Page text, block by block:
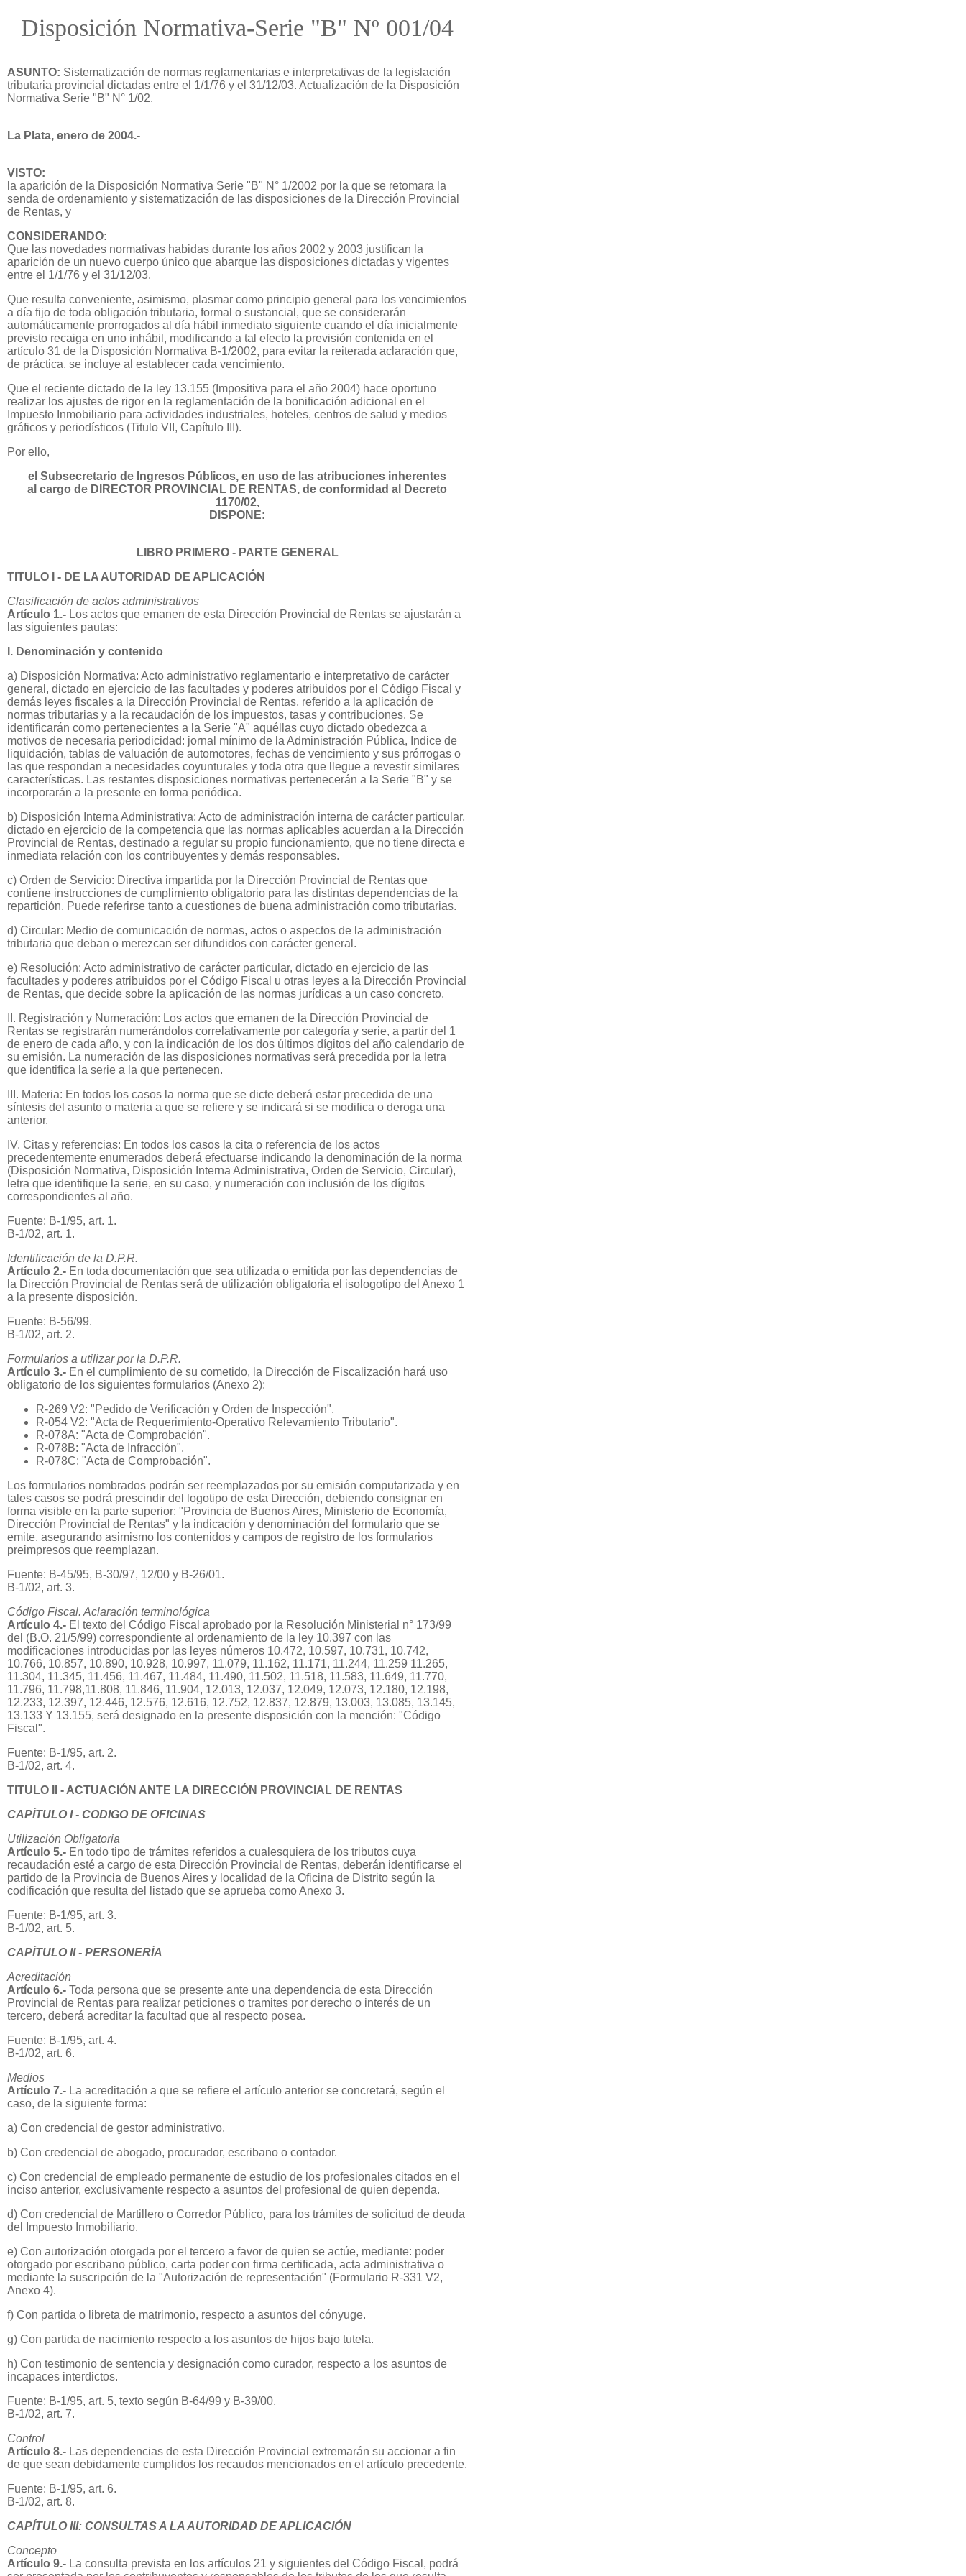
Disposición Normativa-Serie "B" Nº 001/04
ASUNTO: Sistematización de normas reglamentarias e interpretativas de la legislación
tributaria provincial dictadas entre el 1/1/76 y el 31/12/03. Actualización de la Disposición
Normativa Serie "B" N° 1/02.
La Plata, enero de 2004.-
VISTO:
la aparición de la Disposición Normativa Serie "B" N° 1/2002 por la que se retomara la
senda de ordenamiento y sistematización de las disposiciones de la Dirección Provincial
de Rentas, y
CONSIDERANDO:
Que las novedades normativas habidas durante los años 2002 y 2003 justifican la
aparición de un nuevo cuerpo único que abarque las disposiciones dictadas y vigentes
entre el 1/1/76 y el 31/12/03.
Que resulta conveniente, asimismo, plasmar como principio general para los vencimientos
a día fijo de toda obligación tributaria, formal o sustancial, que se considerarán
automáticamente prorrogados al día hábil inmediato siguiente cuando el día inicialmente
previsto recaiga en uno inhábil, modificando a tal efecto la previsión contenida en el
artículo 31 de la Disposición Normativa B-1/2002, para evitar la reiterada aclaración que,
de práctica, se incluye al establecer cada vencimiento.
Que el reciente dictado de la ley 13.155 (Impositiva para el año 2004) hace oportuno
realizar los ajustes de rigor en la reglamentación de la bonificación adicional en el
Impuesto Inmobiliario para actividades industriales, hoteles, centros de salud y medios
gráficos y periodísticos (Titulo VII, Capítulo III).
Por ello,
el Subsecretario de Ingresos Públicos, en uso de las atribuciones inherentes
al cargo de DIRECTOR PROVINCIAL DE RENTAS, de conformidad al Decreto
1170/02,
DISPONE:
LIBRO PRIMERO - PARTE GENERAL
TITULO I - DE LA AUTORIDAD DE APLICACIÓN
Clasificación de actos administrativos
Artículo 1.- Los actos que emanen de esta Dirección Provincial de Rentas se ajustarán a
las siguientes pautas:
I. Denominación y contenido
a) Disposición Normativa: Acto administrativo reglamentario e interpretativo de carácter
general, dictado en ejercicio de las facultades y poderes atribuidos por el Código Fiscal y
demás leyes fiscales a la Dirección Provincial de Rentas, referido a la aplicación de
normas tributarias y a la recaudación de los impuestos, tasas y contribuciones. Se
identificarán como pertenecientes a la Serie "A" aquéllas cuyo dictado obedezca a
motivos de necesaria periodicidad: jornal mínimo de la Administración Pública, Indice de
liquidación, tablas de valuación de automotores, fechas de vencimiento y sus prórrogas o
las que respondan a necesidades coyunturales y toda otra que llegue a revestir similares
características. Las restantes disposiciones normativas pertenecerán a la Serie "B" y se
incorporarán a la presente en forma periódica.
b) Disposición Interna Administrativa: Acto de administración interna de carácter particular,
dictado en ejercicio de la competencia que las normas aplicables acuerdan a la Dirección
Provincial de Rentas, destinado a regular su propio funcionamiento, que no tiene directa e
inmediata relación con los contribuyentes y demás responsables.
c) Orden de Servicio: Directiva impartida por la Dirección Provincial de Rentas que
contiene instrucciones de cumplimiento obligatorio para las distintas dependencias de la
repartición. Puede referirse tanto a cuestiones de buena administración como tributarias.
d) Circular: Medio de comunicación de normas, actos o aspectos de la administración
tributaria que deban o merezcan ser difundidos con carácter general.
e) Resolución: Acto administrativo de carácter particular, dictado en ejercicio de las
facultades y poderes atribuidos por el Código Fiscal u otras leyes a la Dirección Provincial
de Rentas, que decide sobre la aplicación de las normas jurídicas a un caso concreto.
II. Registración y Numeración: Los actos que emanen de la Dirección Provincial de
Rentas se registrarán numerándolos correlativamente por categoría y serie, a partir del 1
de enero de cada año, y con la indicación de los dos últimos dígitos del año calendario de
su emisión. La numeración de las disposiciones normativas será precedida por la letra
que identifica la serie a la que pertenecen.
III. Materia: En todos los casos la norma que se dicte deberá estar precedida de una
síntesis del asunto o materia a que se refiere y se indicará si se modifica o deroga una
anterior.
IV. Citas y referencias: En todos los casos la cita o referencia de los actos
precedentemente enumerados deberá efectuarse indicando la denominación de la norma
(Disposición Normativa, Disposición Interna Administrativa, Orden de Servicio, Circular),
letra que identifique la serie, en su caso, y numeración con inclusión de los dígitos
correspondientes al año.
Fuente: B-1/95, art. 1.
B-1/02, art. 1.
Identificación de la D.P.R.
Artículo 2.- En toda documentación que sea utilizada o emitida por las dependencias de
la Dirección Provincial de Rentas será de utilización obligatoria el isologotipo del Anexo 1
a la presente disposición.
Fuente: B-56/99.
B-1/02, art. 2.
Formularios a utilizar por la D.P.R.
Artículo 3.- En el cumplimiento de su cometido, la Dirección de Fiscalización hará uso
obligatorio de los siguientes formularios (Anexo 2):
R-269 V2: "Pedido de Verificación y Orden de Inspección".
R-054 V2: "Acta de Requerimiento-Operativo Relevamiento Tributario".
R-078A: "Acta de Comprobación".
R-078B: "Acta de Infracción".
R-078C: "Acta de Comprobación".
Los formularios nombrados podrán ser reemplazados por su emisión computarizada y en
tales casos se podrá prescindir del logotipo de esta Dirección, debiendo consignar en
forma visible en la parte superior: "Provincia de Buenos Aires, Ministerio de Economía,
Dirección Provincial de Rentas" y la indicación y denominación del formulario que se
emite, asegurando asimismo los contenidos y campos de registro de los formularios
preimpresos que reemplazan.
Fuente: B-45/95, B-30/97, 12/00 y B-26/01.
B-1/02, art. 3.
Código Fiscal. Aclaración terminológica
Artículo 4.- El texto del Código Fiscal aprobado por la Resolución Ministerial n° 173/99
del (B.O. 21/5/99) correspondiente al ordenamiento de la ley 10.397 con las
modificaciones introducidas por las leyes números 10.472, 10.597, 10.731, 10.742,
10.766, 10.857, 10.890, 10.928, 10.997, 11.079, 11.162, 11.171, 11.244, 11.259 11.265,
11.304, 11.345, 11.456, 11.467, 11.484, 11.490, 11.502, 11.518, 11.583, 11.649, 11.770,
11.796, 11.798,11.808, 11.846, 11.904, 12.013, 12.037, 12.049, 12.073, 12.180, 12.198,
12.233, 12.397, 12.446, 12.576, 12.616, 12.752, 12.837, 12.879, 13.003, 13.085, 13.145,
13.133 Y 13.155, será designado en la presente disposición con la mención: "Código
Fiscal".
Fuente: B-1/95, art. 2.
B-1/02, art. 4.
TITULO II - ACTUACIÓN ANTE LA DIRECCIÓN PROVINCIAL DE RENTAS
CAPÍTULO I - CODIGO DE OFICINAS
Utilización Obligatoria
Artículo 5.- En todo tipo de trámites referidos a cualesquiera de los tributos cuya
recaudación esté a cargo de esta Dirección Provincial de Rentas, deberán identificarse el
partido de la Provincia de Buenos Aires y localidad de la Oficina de Distrito según la
codificación que resulta del listado que se aprueba como Anexo 3.
Fuente: B-1/95, art. 3.
B-1/02, art. 5.
CAPÍTULO II - PERSONERÍA
Acreditación
Artículo 6.- Toda persona que se presente ante una dependencia de esta Dirección
Provincial de Rentas para realizar peticiones o tramites por derecho o interés de un
tercero, deberá acreditar la facultad que al respecto posea.
Fuente: B-1/95, art. 4.
B-1/02, art. 6.
Medios
Artículo 7.- La acreditación a que se refiere el artículo anterior se concretará, según el
caso, de la siguiente forma:
a) Con credencial de gestor administrativo.
b) Con credencial de abogado, procurador, escribano o contador.
c) Con credencial de empleado permanente de estudio de los profesionales citados en el
inciso anterior, exclusivamente respecto a asuntos del profesional de quien dependa.
d) Con credencial de Martillero o Corredor Público, para los trámites de solicitud de deuda
del Impuesto Inmobiliario.
e) Con autorización otorgada por el tercero a favor de quien se actúe, mediante: poder
otorgado por escribano público, carta poder con firma certificada, acta administrativa o
mediante la suscripción de la "Autorización de representación" (Formulario R-331 V2,
Anexo 4).
f) Con partida o libreta de matrimonio, respecto a asuntos del cónyuge.
g) Con partida de nacimiento respecto a los asuntos de hijos bajo tutela.
h) Con testimonio de sentencia y designación como curador, respecto a los asuntos de
incapaces interdictos.
Fuente: B-1/95, art. 5, texto según B-64/99 y B-39/00.
B-1/02, art. 7.
Control
Artículo 8.- Las dependencias de esta Dirección Provincial extremarán su accionar a fin
de que sean debidamente cumplidos los recaudos mencionados en el artículo precedente.
Fuente: B-1/95, art. 6.
B-1/02, art. 8.
CAPÍTULO III: CONSULTAS A LA AUTORIDAD DE APLICACIÓN
Concepto
Artículo 9.- La consulta prevista en los artículos 21 y siguientes del Código Fiscal, podrá